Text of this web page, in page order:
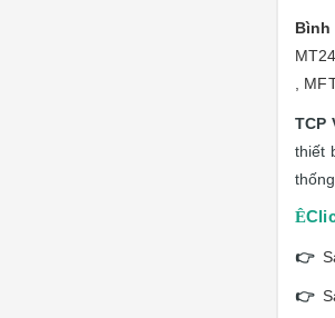
Bình
MT24
,
TCP
thiết
Ê
👉
👉